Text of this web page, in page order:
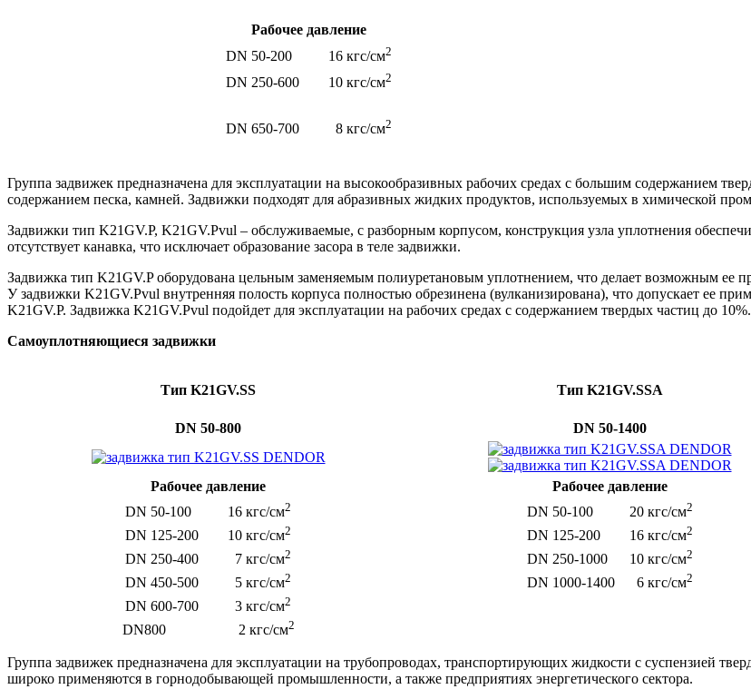
Рабочее давление
DN 50-200 16 кгс/см2
DN 250-600 10 кгс/см2
DN 650-700 8 кгс/см2
Группа задвижек предназначена для эксплуатации на высокообразивных рабочих средах с большим содержанием
содержанием песка, камней. Задвижки подходят для абразивных жидких продуктов, используемых в химической
Задвижки тип K21GV.P, K21GV.Pvul – обслуживаемые, с разборным корпусом, конструкция узла уплотнения
отсутствует канавка, что исключает образование засора в теле задвижки.
Задвижка тип K21GV.P оборудована цельным заменяемым полиуретановым уплотнением, что делает возможным ее
У задвижки K21GV.Pvul внутренняя полость корпуса полностью обрезинена (вулканизирована), что допускает ее
K21GV.P. Задвижка K21GV.Pvul подойдет для эксплуатации на рабочих средах с содержанием твердых частиц до 10%.
Самоуплотняющиеся задвижки
Тип K21GV.SS Тип K21GV.SSA
DN 50-800 DN 50-1400
Рабочее давление Рабочее давление
DN 50-100 16 кгс/см2 DN 50-100 20 кгс/см2
DN 125-200 10 кгс/см2 DN 125-200 16 кгс/см2
DN 250-400 7 кгс/см2 DN 250-1000 10 кгс/см2
DN 450-500 5 кгс/см2 DN 1000-1400 6 кгс/см2
DN 600-700 3 кгс/см2
DN800 2 кгс/см2
Группа задвижек предназначена для эксплуатации на трубопроводах, транспортирующих жидкости с суспензией
широко применяются в горнодобывающей промышленности, а также предприятиях энергетического сектора.